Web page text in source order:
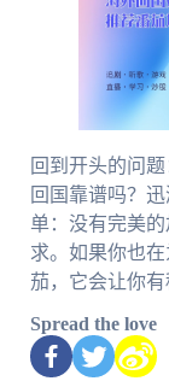
回到开头的问
回国靠谱吗？
单：没有完美
求。如果你也
茄，它会让你有
Spread the love